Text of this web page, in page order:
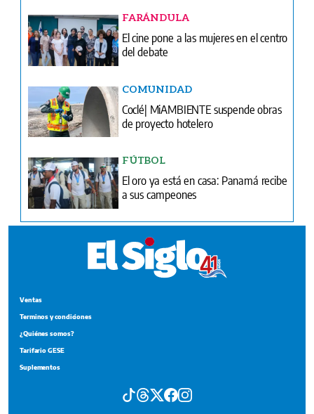
FARÁNDULA
El cine pone a las mujeres en el centro
del debate
COMUNIDAD
Coclé| MiAMBIENTE suspende obras
de proyecto hotelero
FÚTBOL
El oro ya está en casa: Panamá recibe
a sus campeones
Ventas
Terminos y condiciones
¿Quiénes somos?
Tarifario GESE
Suplementos